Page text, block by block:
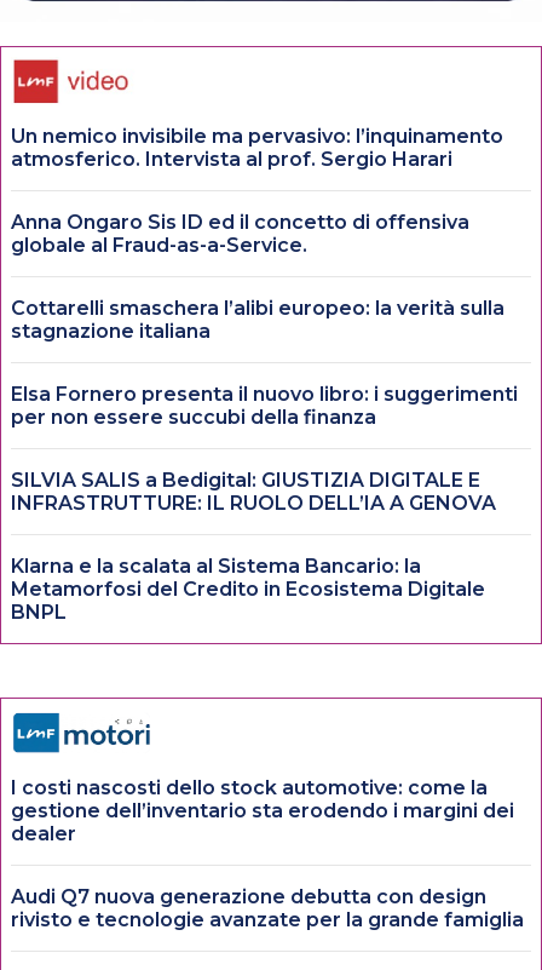
Un nemico invisibile ma pervasivo: l’inquinamento
atmosferico. Intervista al prof. Sergio Harari
Anna Ongaro Sis ID ed il concetto di offensiva
globale al Fraud-as-a-Service.
Cottarelli smaschera l’alibi europeo: la verità sulla
stagnazione italiana
Elsa Fornero presenta il nuovo libro: i suggerimenti
per non essere succubi della finanza
SILVIA SALIS a Bedigital: GIUSTIZIA DIGITALE E
INFRASTRUTTURE: IL RUOLO DELL’IA A GENOVA
Klarna e la scalata al Sistema Bancario: la
Metamorfosi del Credito in Ecosistema Digitale
BNPL
I costi nascosti dello stock automotive: come la
gestione dell’inventario sta erodendo i margini dei
dealer
Audi Q7 nuova generazione debutta con design
rivisto e tecnologie avanzate per la grande famiglia